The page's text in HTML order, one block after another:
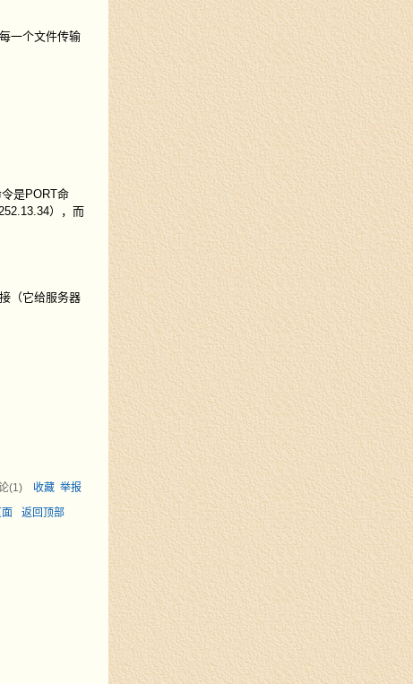
一个文件传输
是PORT命
），而
（它给服务器
(1) 收藏 举报
返回顶部